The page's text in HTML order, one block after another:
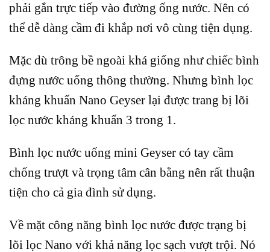
phải gắn trực tiếp vào đường ống nước. Nên có
thể dễ dàng cầm đi khắp nơi vô cùng tiện dụng.
Mặc dù trông bề ngoài khá giống như chiếc bình
đựng nước uống thông thường. Nhưng bình lọc
kháng khuẩn Nano Geyser lại được trang bị lõi
lọc nước kháng khuẩn 3 trong 1.
Bình lọc nước uống mini Geyser có tay cầm
chống trượt và trọng tâm cân bằng nên rất thuận
tiện cho cả gia đình sử dụng.
Về mặt công năng bình lọc nước được trạng bị
lõi lọc Nano với khả năng lọc sạch vượt trội. Nó